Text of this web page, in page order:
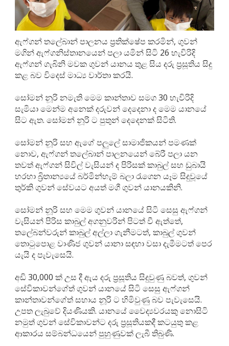
ඇෆ්ගන් තලේබාන් පාලනය ප්‍රතික්ෂේප කරමින්, ගුවන්
මගින් ඇෆ්ගනිස්තානයෙන් පලා යමින් සිටි 26 හැවිරිදි
ඇෆ්ගන් ගැබිනි මවක ගුවන් යානය තුළ සිය දරු ප්‍රසූතිය සිදු
කළ බව විදෙස් මාධ්‍ය වාර්තා කරයි.
සෝමන් නූරි නමැති මෙම කාන්තාව සමග 30 හැවිරිදි
සැමියා මෙන්ම අනෙක් දරුවන් දෙදෙනා ද මෙම යානයේ
සිට ඇත. සෝමන් නූරි ට පුතුන් දෙදෙනක් සිටිති.
සෝමන් නූරි සහ ඇගේ පලුලේ සාමාජිකයන් පමණක්
නොව, ඇෆ්ගන් තලේබාන් පාලනයෙන් බේරී පලා යන
තවත් ඇෆ්ගන් සිවිල් වැසියන් ද පිරිසක් කාබුල් සහ ඩුබායි
හරහා බ්‍රිතාන්‍යයේ බර්මින්හැම් බලා රැගෙන යෑම සිදුවූයේ
තුර්කි ගුවන් සේවයට අයත් මගී ගුවන් යානයකිනි.
සෝමන් නූරි සහ මෙම ගුවන් යානයේ සිටි සෙසු ඇෆ්ගන්
වැසියන් පිරිස කාබුල් අගනුවරින් පිටත් වී ඇත්තේ,
තලේබන්වරුන් කාබුල් අල්ලා ගැනීමටත්, කාබුල් ගුවන්
තොටුපොළ වාණිජ ගුවන් යානා සඳහා වසා දැමීමටත් පෙර
යැයි ද පැවැසෙයි.
අඩි 30,000 ක් උස දී ඇය දරු ප්‍රසූතිය සිදුවුණු බවත්, ගුවන්
සේවිකාවන්ගේත් ගුවන් යානයේ සිටි සෙසු ඇෆ්ගන්
කාන්තාවන්ගේත් සහාය නූරි ට හිමිවුණු බව පැවැසෙයි.
උපත ලැබුවේ දියණියකි. යානයේ වෛද්‍යවරයකු නොසිටි
නමුත් ගුවන් සේවිකාවන්ට දරු ප්‍රසූතියකදී කටයුතු කළ
ආකාරය සම්බන්ධයෙන් පුහුණුවක් ලැබී තිබුණි.